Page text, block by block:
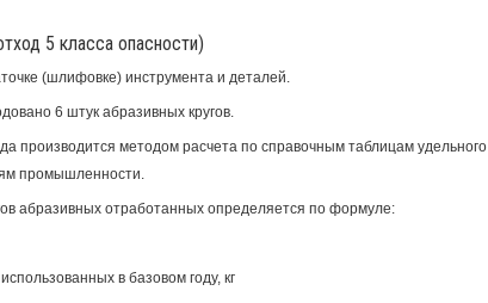
5 класса опасности)
(шлифовке) инструмента и деталей.
6 штук абразивных кругов.
производится методом расчета по справочным таблицам удельного
промышленности.
абразивных отработанных определяется по формуле:
в базовом году, кг